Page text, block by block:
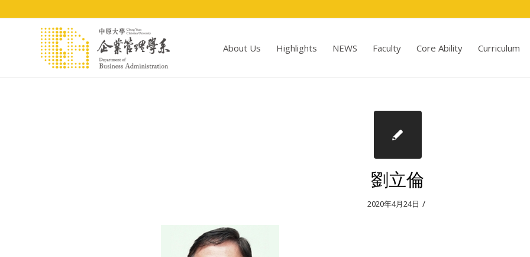
About Us Highlights NEWS Faculty Core Ability Curriculum
劉立倫
2020年4月24日 /